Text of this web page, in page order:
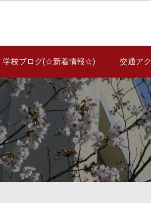
学校ブログ(☆新着情報☆) 交通ア